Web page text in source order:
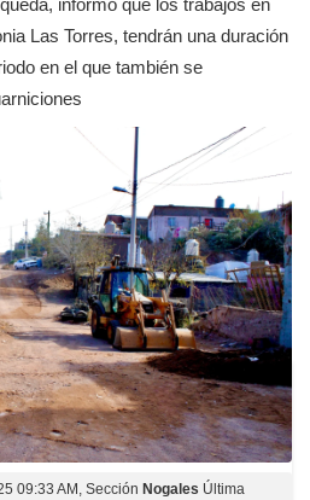
Las Torres, tendrán una duración
en el que también se
09:33 AM , Sección Nogales Última